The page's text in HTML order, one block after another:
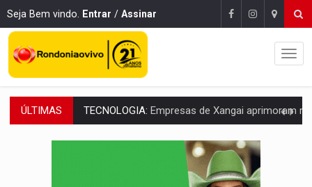
Seja Bem vindo. Entrar / Assinar
ÚLTIMAS PROTEGE A TERRA:China descobre como explodir asteroide com bomba
VÍDEO:Motociclista morre após bater na traseira de
Essa receita com frango virou o meu